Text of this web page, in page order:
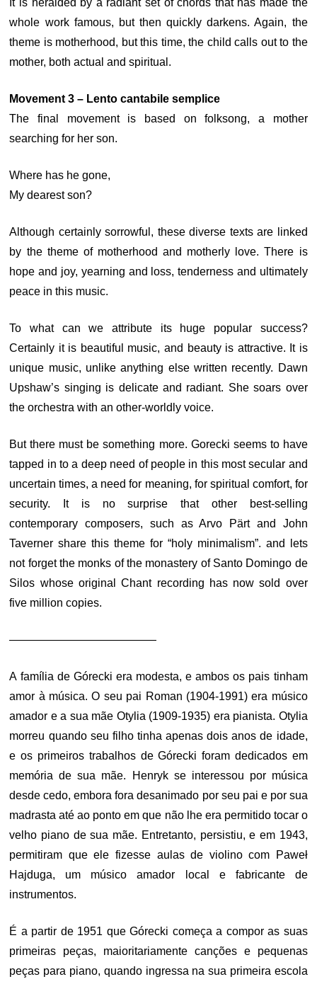
It is heralded by a radiant set of chords that has made the
whole work famous, but then quickly darkens. Again, the
theme is motherhood, but this time, the child calls out to the
mother, both actual and spiritual.
Movement 3 – Lento cantabile semplice
The final movement is based on folksong, a mother
searching for her son.
Where has he gone,
My dearest son?
Although certainly sorrowful, these diverse texts are linked
by the theme of motherhood and motherly love. There is
hope and joy, yearning and loss, tenderness and ultimately
peace in this music.
To what can we attribute its huge popular success?
Certainly it is beautiful music, and beauty is attractive. It is
unique music, unlike anything else written recently. Dawn
Upshaw’s singing is delicate and radiant. She soars over
the orchestra with an other-worldly voice.
But there must be something more. Gorecki seems to have
tapped in to a deep need of people in this most secular and
uncertain times, a need for meaning, for spiritual comfort, for
security. It is no surprise that other best-selling
contemporary composers, such as Arvo Pärt and John
Taverner share this theme for “holy minimalism”. and lets
not forget the monks of the monastery of Santo Domingo de
Silos whose original Chant recording has now sold over
five million copies.
—————————————
A família de Górecki era modesta, e ambos os pais tinham
amor à música. O seu pai Roman (1904-1991) era músico
amador e a sua mãe Otylia (1909-1935) era pianista. Otylia
morreu quando seu filho tinha apenas dois anos de idade,
e os primeiros trabalhos de Górecki foram dedicados em
memória de sua mãe. Henryk se interessou por música
desde cedo, embora fora desanimado por seu pai e por sua
madrasta até ao ponto em que não lhe era permitido tocar o
velho piano de sua mãe. Entretanto, persistiu, e em 1943,
permitiram que ele fizesse aulas de violino com Paweł
Hajduga, um músico amador local e fabricante de
instrumentos.
É a partir de 1951 que Górecki começa a compor as suas
primeiras peças, maioritariamente canções e pequenas
peças para piano, quando ingressa na sua primeira escola